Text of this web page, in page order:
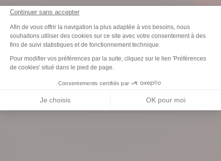
Continuer sans accepter
Plateforme de Gestion du
Afin de vous offrir la navigation la plus adaptée à vos besoins, nous
souhaitons utiliser des cookies sur ce site avec votre consentement à des
fins de suivi statistiques et de fonctionnement technique.
Pour modifier vos préférences par la suite, cliquez sur le lien 'Préférences
de cookies' situé dans le pied de page.
Consentements certifiés par
Je choisis OK pour moi
Axeptio consent